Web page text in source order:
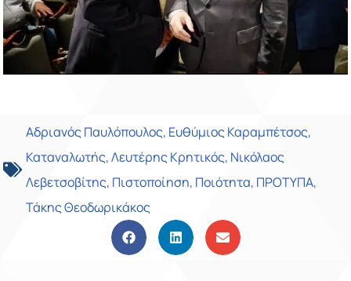
Αδριανός Παυλόπουλος, Ευθύμιος Καραμπέτσος,
Καταναλωτής,Λευτέρης Κρητικός, Νικόλαος
Λεβετσοβίτης, Πιστοποίηση, Ποιότητα, ΠΡΟΤΥΠΑ,
Τάκης Θεοδωρικάκος